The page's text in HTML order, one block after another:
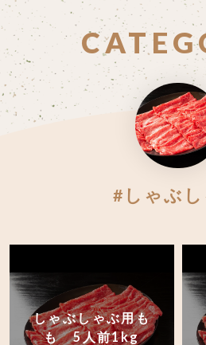
#しゃぶ
しゃぶしゃぶ用も
も 5人前1kg